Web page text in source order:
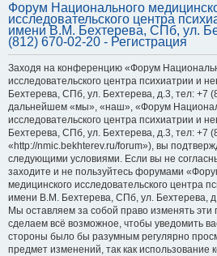
Форум Национального
исследовательского центра
имени В.М. Бехтерева, СПб, ул.
(812) 670-02-20 - Регистрация
Заходя на конференцию «Форум
исследовательского центра психиатрии и
Бехтерева, СПб, ул. Бехтерева, д.3, тел: +7
дальнейшем «мы», «наш», «Форум
исследовательского центра психиатрии и
Бехтерева, СПб, ул. Бехтерева, д.3, тел: +7
«http://nmic.bekhterev.ru/forum»), вы
следующими условиями. Если вы не
заходите и не пользуйтесь форумами
медицинского исследовательского центра
имени В.М. Бехтерева, СПб, ул. Бехтерева,
Мы оставляем за собой право изменять
сделаем всё возможное, чтобы уведомить
стороны было бы разумным регулярно
предмет изменений, так как